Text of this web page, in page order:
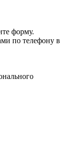
форму.
по телефону в